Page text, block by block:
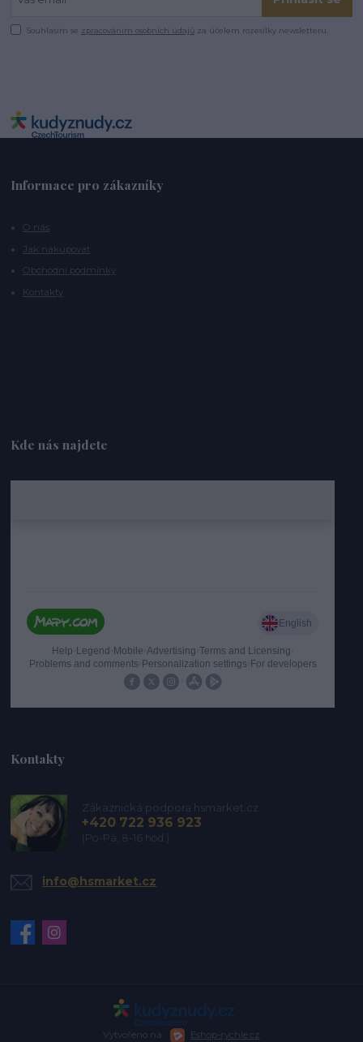
Souhlasím se zpracováním osobních údajů za účelem rozesílky newsletteru.
Informace pro zákazníky
O nás
Jak nakupovat
Obchodní podmínky
Kontakty
Kde nás najdete
Kontakty
Zákaznická podpora hsmarket.cz
+420 722 936 923
(Po-Pá, 8-16 hod.)
info@hsmarket.cz
Vytvořeno na Eshop-rychle.cz